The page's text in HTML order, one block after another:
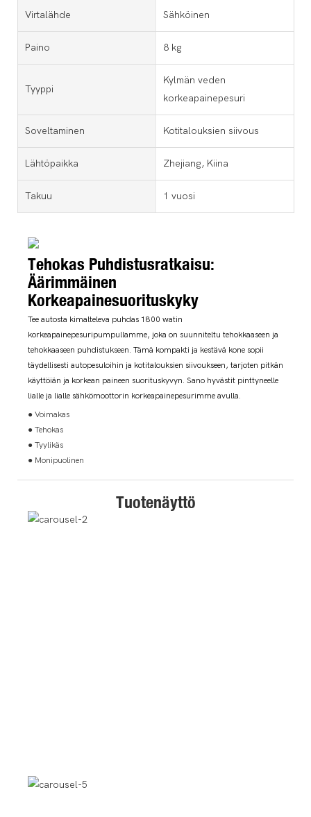
Virtalähde Sähköinen
Paino 8 kg
Tyyppi
Kylmän veden
korkeapainepesuri
Soveltaminen Kotitalouksien siivous
Lähtöpaikka Zhejiang, Kiina
Takuu 1 vuosi
Tehokas Puhdistusratkaisu:
Äärimmäinen
Korkeapainesuorituskyky
Tee autosta kimalteleva puhdas 1800 watin
korkeapainepesuripumpullamme, joka on suunniteltu tehokkaaseen ja
tehokkaaseen puhdistukseen. Tämä kompakti ja kestävä kone sopii
täydellisesti autopesuloihin ja kotitalouksien siivoukseen, tarjoten pitkän
käyttöiän ja korkean paineen suorituskyvyn. Sano hyvästit pinttyneelle
lialle ja lialle sähkömoottorin korkeapainepesurimme avulla.
● Voimakas
● Tehokas
● Tyylikäs
● Monipuolinen
Tuotenäyttö